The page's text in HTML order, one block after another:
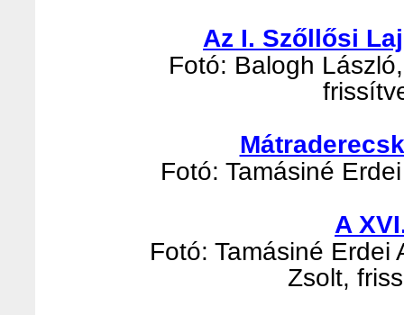
Az I. Szőllősi
Fotó: Balogh
Fotó: Tamásiné
A
Fotó: Tamásiné Erdei
Zsolt,